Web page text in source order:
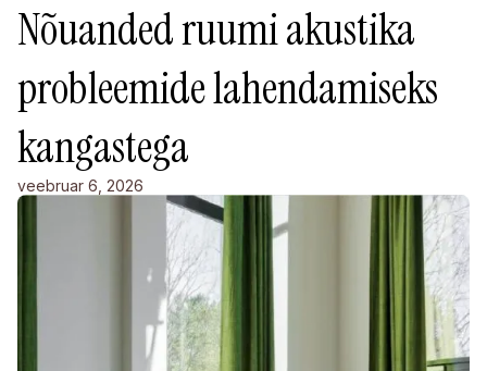
Nõuanded ruumi akustika
probleemide lahendamiseks
kangastega
veebruar 6, 2026